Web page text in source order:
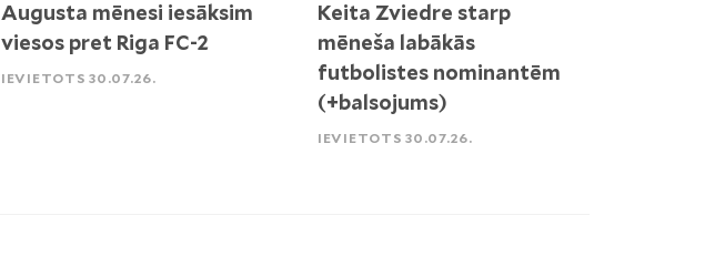
Augusta mēnesi iesāksim
viesos pret Riga FC-2
IEVIETOTS 30.07.26.
Keita Zviedre starp
mēneša labākās
futbolistes nominantēm
(+balsojums)
IEVIETOTS 30.07.26.